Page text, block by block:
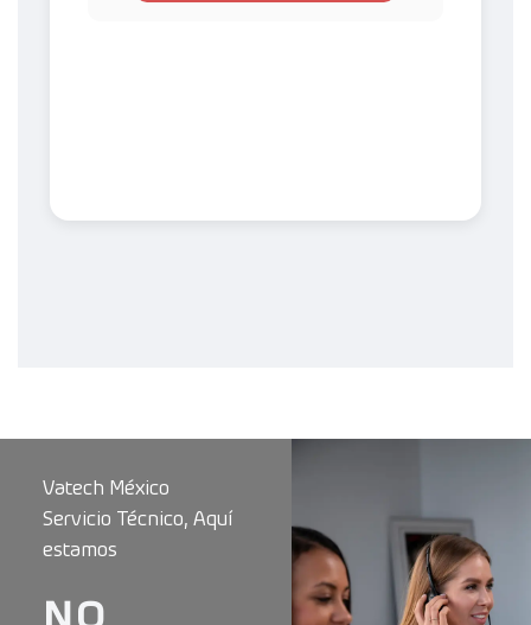
Vatech México
Servicio Técnico, Aquí
estamos
NO